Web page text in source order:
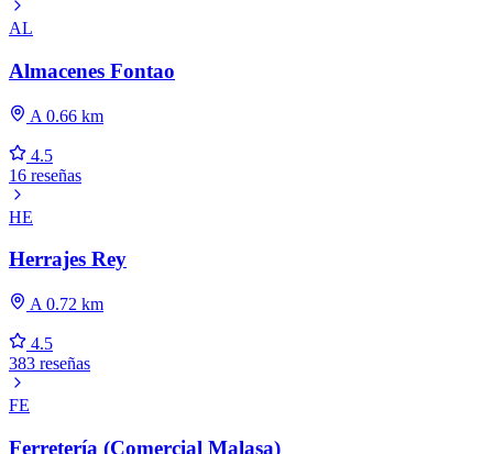
AL
Almacenes Fontao
A 0.66 km
4.5
16 reseñas
HE
Herrajes Rey
A 0.72 km
4.5
383 reseñas
FE
Ferretería (Comercial Malasa)